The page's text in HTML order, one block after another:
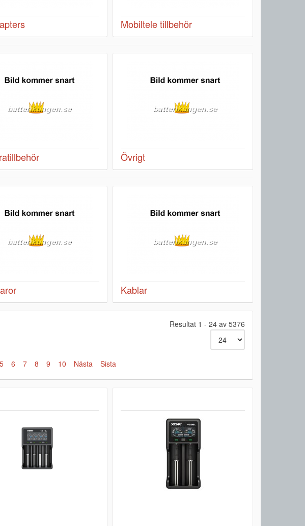
Mobiltele tillbehör
Övrigt
Kablar
Resultat 1 - 24 av 5376
5 6 7 8 9 10 Nästa Sista